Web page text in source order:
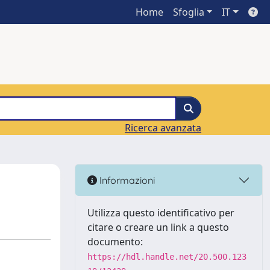
Home Sfoglia IT
Ricerca avanzata
Informazioni
Utilizza questo identificativo per
citare o creare un link a questo
documento:
https://hdl.handle.net/20.500.123